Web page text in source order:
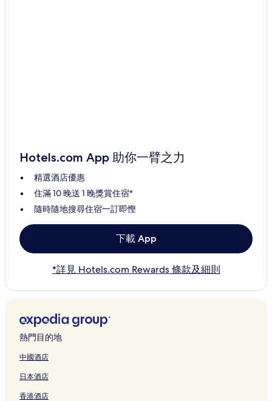
Hotels.com App 助你一臂之力
精選酒店優惠
住滿 10 晚送 1 晚獎賞住宿*
隨時隨地搜尋住宿一訂即慳
下載 App
*詳見 Hotels.com Rewards 條款及細則
熱門目的地
中國酒店
日本酒店
香港酒店